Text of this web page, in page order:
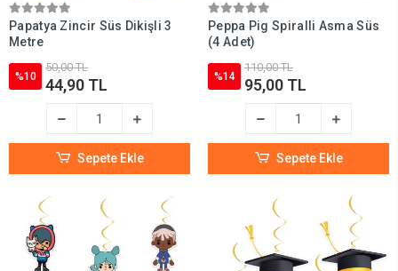
Papatya Zincir Süs Dikişli 3
Metre
%10
50,00 TL
44,90 TL
Sepete Ekle
Peppa Pig Spiralli Asma Süs
(4 Adet)
%14
110,00 TL
95,00 TL
Sepete Ekle